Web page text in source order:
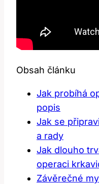
Obsah článku
Jak probíhá
popis
Jak se
a rady
Jak dlouho
operaci
Závěrečné